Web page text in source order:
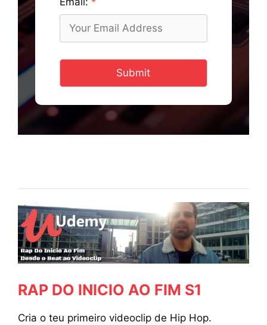
Submit
RAP DO INICIO AO FIM S1
Cria o teu primeiro videoclip de Hip Hop.